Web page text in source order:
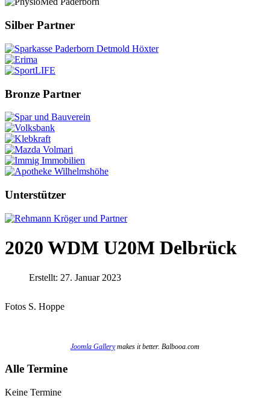
Silber Partner
Bronze Partner
Unterstützer
2020 WDM U20M Delbrück
Erstellt: 27. Januar 2023
Fotos S. Hoppe
Joomla Gallerymakes it better. Balbooa.com
Alle Termine
Keine Termine